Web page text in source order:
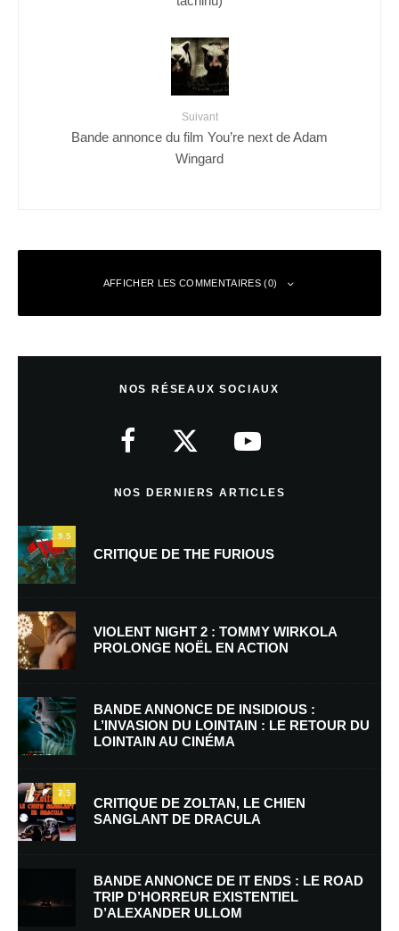
Suivant
Bande annonce du film You’re next de Adam
Wingard
AFFICHER LES COMMENTAIRES (0)
Nom*
E-mail* Site web
Enregistrer mon nom, mon e-mail et mon site dans le navigateur pour
mon prochain commentaire.
Prévenez-moi de tous les nouveaux commentaires par e-mail.
NOS RÉSEAUX SOCIAUX
NOS DERNIERS ARTICLES
9.5
CRITIQUE DE THE FURIOUS
VIOLENT NIGHT 2 : TOMMY WIRKOLA
PROLONGE NOËL EN ACTION
BANDE ANNONCE DE INSIDIOUS :
L’INVASION DU LOINTAIN : LE RETOUR DU
LOINTAIN AU CINÉMA
7.5
CRITIQUE DE ZOLTAN, LE CHIEN
SANGLANT DE DRACULA
BANDE ANNONCE DE IT ENDS : LE ROAD
TRIP D’HORREUR EXISTENTIEL
D’ALEXANDER ULLOM